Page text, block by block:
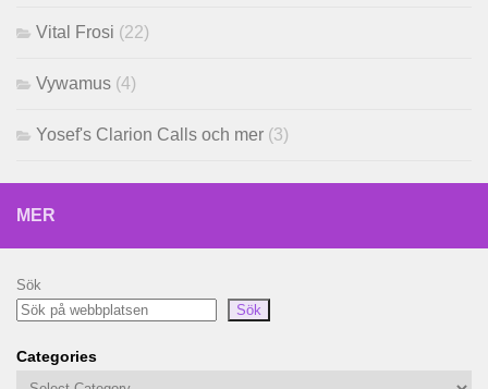
Vital Frosi (22)
Vywamus (4)
Yosef's Clarion Calls och mer (3)
MER
Sök
Sök
Categories